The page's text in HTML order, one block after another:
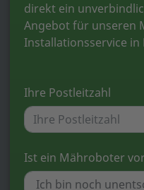
direkt ein
Angebot für unseren
Installationsservice
Ihre Postleitzahl
Ist ein Mähroboter